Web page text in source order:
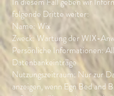
folgende Dritte weiter:
Name: Wix
Zweck: Wartung der WIX-
Persönliche Informationen:
Datenbankeinträge
Nutzungszeitraum: Nur zur
anzeigen, wenn Egn Bed and